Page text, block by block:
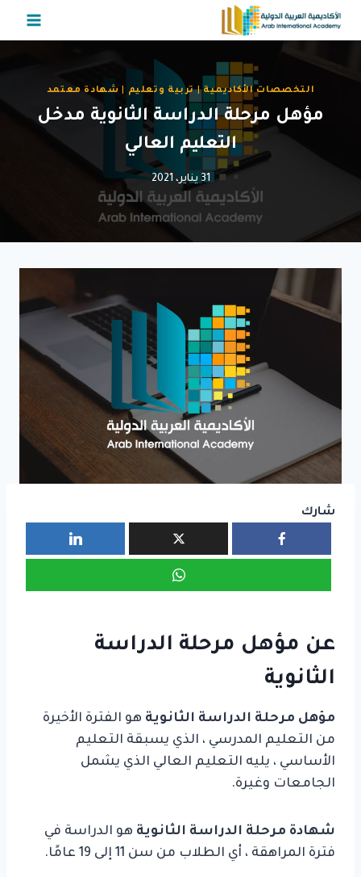
التجاوز
التخصصات الأكاديمية|تربية وتعليم شهادة معتمد
مؤهل مرحلة الدراسة الثانوية مدخل
التعليم العالي
31 يناير، 2021
شارك
عن مؤهل مرحلة الدراسة
الثانوية
مؤهل مرحلة الدراسة الثانوية هو الفترة الأخيرة
من التعليم المدرسي ، الذي يسبقة التعليم
الأساسي ، يليه التعليم العالي الذي يشمل
الجامعات وغيرة.
شهادة مرحلة الدراسة الثانوية هو الدراسة في
فترة المراهقة ، أي الطلاب من سن 11 إلى 19 عامًا.